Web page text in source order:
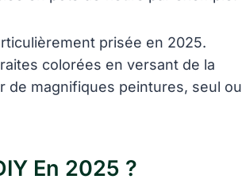
prisée en 2025.
colorées en versant de la
de magnifiques peintures, seul ou
En 2025 ?